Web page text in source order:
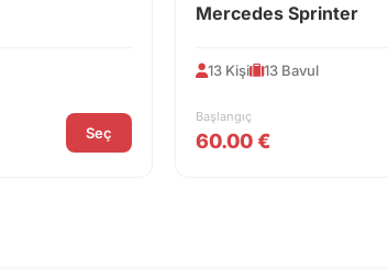
Seç
Mercedes Sprinter
13 Kişi 13 Bavul
Başlangıç
60.00 €